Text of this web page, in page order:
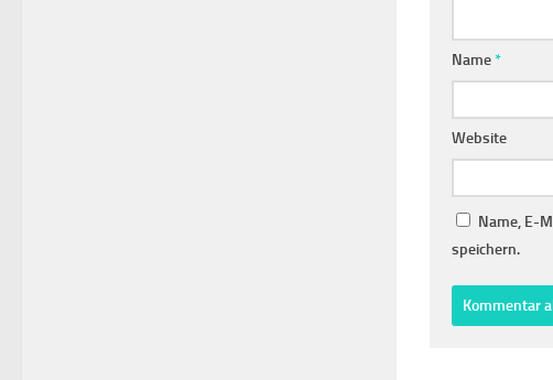
Name*
Website
Name, E-
speichern.